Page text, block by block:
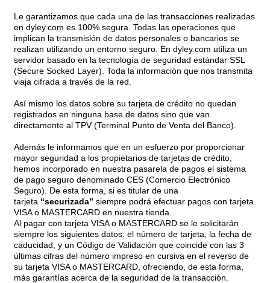
Le garantizamos que cada una de las transacciones realizadas
en dyley.com es 100% segura. Todas las operaciones que
implican la transmisión de datos personales o bancarios se
realizan utilizando un entorno seguro. En dyley.com utiliza un
servidor basado en la tecnología de seguridad estándar SSL
(Secure Socked Layer). Toda la información que nos transmita
viaja cifrada a través de la red.
Así mismo los datos sobre su tarjeta de crédito no quedan
registrados en ninguna base de datos sino que van
directamente al TPV (Terminal Punto de Venta del Banco).
Además le informamos que en un esfuerzo por proporcionar
mayor seguridad a los propietarios de tarjetas de crédito,
hemos incorporado en nuestra pasarela de pagos el sistema
de pago seguro denominado CES (Comercio Electrónico
Seguro). De esta forma, si es titular de una
tarjeta “securizada” siempre podrá efectuar pagos con tarjeta
VISA o MASTERCARD en nuestra tienda.
Al pagar con tarjeta VISA o MASTERCARD se le solicitarán
siempre los siguientes datos: el número de tarjeta, la fecha de
caducidad, y un Código de Validación que coincide con las 3
últimas cifras del número impreso en cursiva en el reverso de
su tarjeta VISA o MASTERCARD, ofreciendo, de esta forma,
más garantías acerca de la seguridad de la transacción.